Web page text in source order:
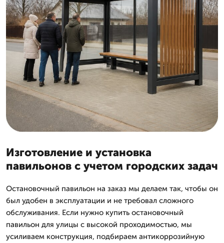
Изготовление и установка
павильонов с учетом городских задач
Остановочный павильон на заказ мы делаем так, чтобы он
был удобен в эксплуатации и не требовал сложного
обслуживания. Если нужно купить остановочный
павильон для улицы с высокой проходимостью, мы
усиливаем конструкция, подбираем антикоррозийную